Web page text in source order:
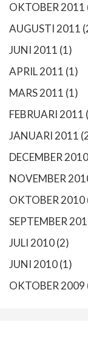
OKTOBER 2011
AUGUSTI 2011
JUNI 2011 (1)
APRIL 2011 (1)
MARS 2011 (1)
FEBRUARI 2011
JANUARI 2011
DECEMBER 2010
NOVEMBER
OKTOBER 2010
SEPTEMBER
JULI 2010(2)
JUNI 2010(1)
OKTOBER 2009